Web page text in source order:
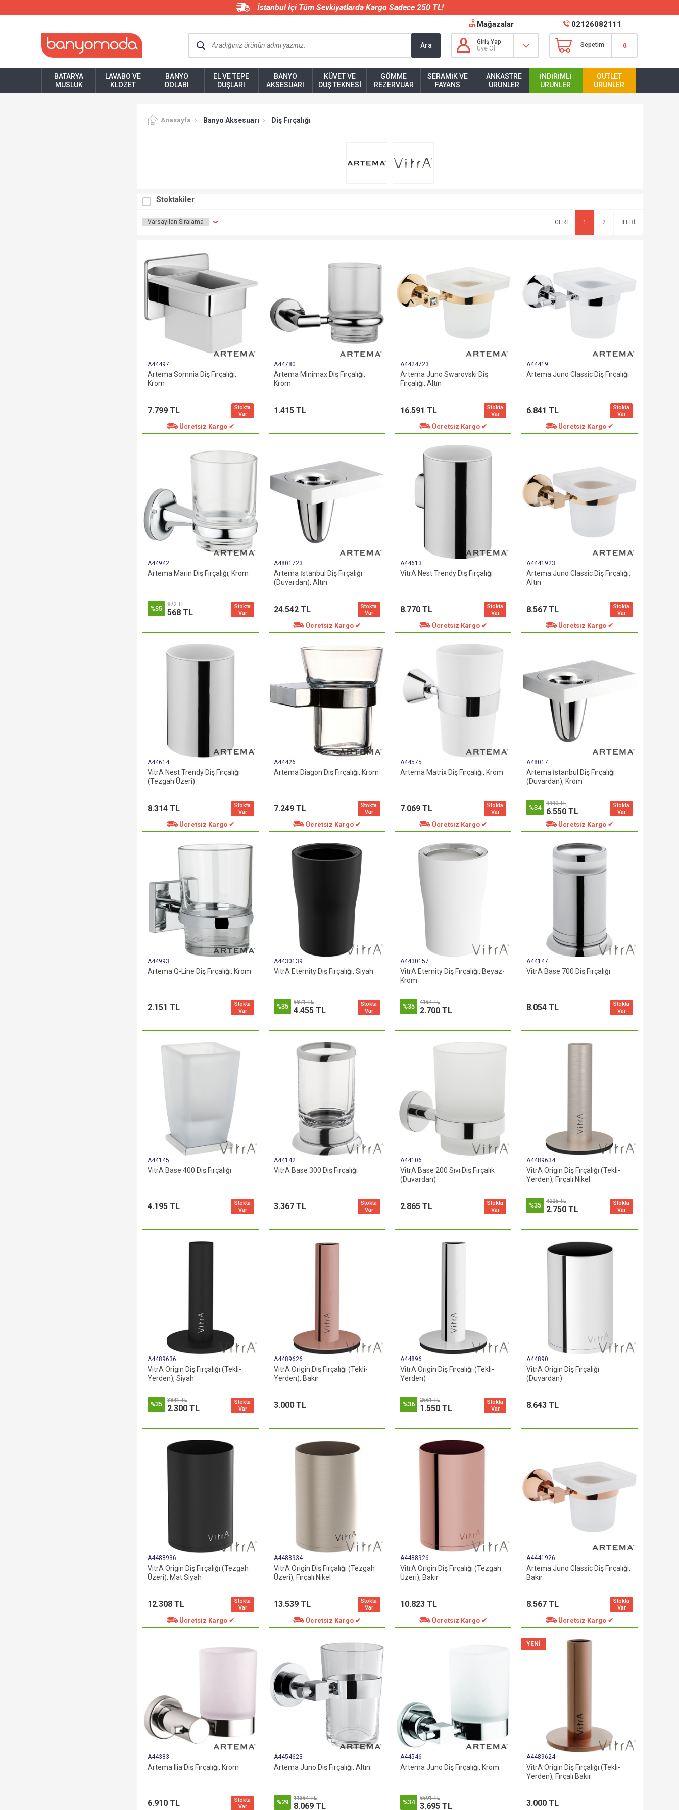
İstanbul İçi Tüm Sevkiyatlarda Kargo Sadece 250 TL!
Mağazalar 02126082111
Ara
Giriş Yap
Üye Ol
Sepetim 0
BATARYA
MUSLUK
LAVABO VE
KLOZET
BANYO
DOLABI
EL VE TEPE
DUŞLARI
BANYO
AKSESUARI
KÜVET VE
DUŞ TEKNESI
GÖMME
REZERVUAR
SERAMIK VE
FAYANS
ANKASTRE
ÜRÜNLER
İNDIRIMLI
ÜRÜNLER
OUTLET
ÜRÜNLER
Anasayfa Banyo Aksesuarı Diş Fırçalığı
Stoktakiler
1 2
A44497
Artema Somnia Diş Fırçalığı,
Krom
7.799 TL
Stokta
Var
Ücretsiz Kargo ✔
A44780
Artema Minimax Diş Fırçalığı,
Krom
1.415 TL
A4424723
Artema Juno Swarovski Diş
Fırçalığı, Altın
16.591 TL
Stokta
Var
Ücretsiz Kargo ✔
A44419
Artema Juno Classic Diş Fırçalığı
6.841 TL
Stokta
Var
Ücretsiz Kargo ✔
A44942
Artema Marin Diş Fırçalığı, Krom
%35
872 TL
568 TL
Stokta
Var
A4801723
Artema İstanbul Diş Fırçalığı
(Duvardan), Altın
24.542 TL
Stokta
Var
Ücretsiz Kargo ✔
A44613
VitrA Nest Trendy Diş Fırçalığı
8.770 TL
Stokta
Var
Ücretsiz Kargo ✔
A4441923
Artema Juno Classic Diş Fırçalığı,
Altın
8.567 TL
Stokta
Var
Ücretsiz Kargo ✔
A44614
VitrA Nest Trendy Diş Fırçalığı
(Tezgah Üzeri)
8.314 TL
Stokta
Var
Ücretsiz Kargo ✔
A44426
Artema Diagon Diş Fırçalığı, Krom
7.249 TL
Stokta
Var
Ücretsiz Kargo ✔
A44575
Artema Matrix Diş Fırçalığı, Krom
7.069 TL
Stokta
Var
Ücretsiz Kargo ✔
A48017
Artema İstanbul Diş Fırçalığı
(Duvardan), Krom
%34
9990 TL
6.550 TL
Stokta
Var
Ücretsiz Kargo ✔
A44993
Artema Q-Line Diş Fırçalığı, Krom
2.151 TL
Stokta
Var
A4430139
VitrA Eternity Diş Fırçalığı, Siyah
%35
6871 TL
4.455 TL
Stokta
Var
A4430157
VitrA Eternity Diş Fırçalığı, Beyaz-
Krom
%35
4164 TL
2.700 TL
A44147
VitrA Base 700 Diş Fırçalığı
8.054 TL
Stokta
Var
A44145
VitrA Base 400 Diş Fırçalığı
4.195 TL
Stokta
Var
A44142
VitrA Base 300 Diş Fırçalığı
3.367 TL
Stokta
Var
A44106
VitrA Base 200 Sıvı Diş Fırçalık
(Duvardan)
2.865 TL
Stokta
Var
A4489634
VitrA Origin Diş Fırçalığı (Tekli-
Yerden), Fırçalı Nikel
%35
4225 TL
2.750 TL
Stokta
Var
A4489636
VitrA Origin Diş Fırçalığı (Tekli-
Yerden), Siyah
%35
3841 TL
2.300 TL
Stokta
Var
A4489626
VitrA Origin Diş Fırçalığı (Tekli-
Yerden), Bakır
3.000 TL
A44896
VitrA Origin Diş Fırçalığı (Tekli-
Yerden)
%36
2561 TL
1.550 TL
Stokta
Var
A44890
VitrA Origin Diş Fırçalığı
(Duvardan)
8.643 TL
A4488936
VitrA Origin Diş Fırçalığı (Tezgah
Üzeri), Mat Siyah
12.308 TL
Stokta
Var
Ücretsiz Kargo ✔
A4488934
VitrA Origin Diş Fırçalığı (Tezgah
Üzeri), Fırçalı Nikel
13.539 TL
Stokta
Var
Ücretsiz Kargo ✔
A4488926
VitrA Origin Diş Fırçalığı (Tezgah
Üzeri), Bakır
10.823 TL
Ücretsiz Kargo ✔
A4441926
Artema Juno Classic Diş Fırçalığı,
Bakır
8.567 TL
Stokta
Var
Ücretsiz Kargo ✔
A44383
Artema Ilia Diş Fırçalığı, Krom
6.910 TL
Stokta
Var
A4454623
Artema Juno Diş Fırçalığı, Altın
%29
11364 TL
8.069 TL
A44546
Artema Juno Diş Fırçalığı, Krom
%34
5591 TL
3.695 TL
YENI
A4489624
VitrA Origin Diş Fırçalığı (Tekli-
Yerden), Fırçalı Bakır
3.000 TL